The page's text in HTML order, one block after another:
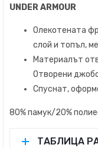
UNDER ARMOUR
Олекотената
слой и топъл,
Материалът
Отворени
Спуснат,
80% памук/20%
ТАБЛИЦА